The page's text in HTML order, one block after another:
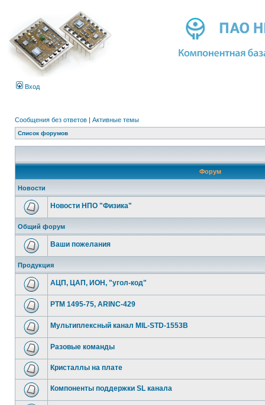
Вход
Сообщения без ответов | Активные темы
Список форумов
Форум
Новости
Новости НПО "Физика"
Общий форум
Ваши пожелания
Продукция
АЦП, ЦАП, ИОН, "угол-код"
РТМ 1495-75, ARINC-429
Мультиплексный канал MIL-STD-1553B
Разовые команды
Кристаллы на плате
Компоненты поддержки SL канала